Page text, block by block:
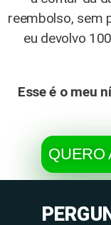
reembolso, sem
eu devolvo
Esse é o meu
QUERO